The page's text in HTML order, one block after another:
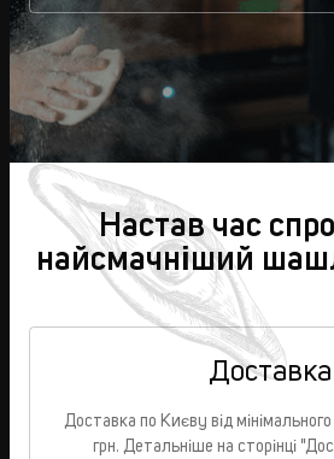
Настав час
найсмачніший
Доставка
Доставка по Києву від
грн. Детальніше на сторінці